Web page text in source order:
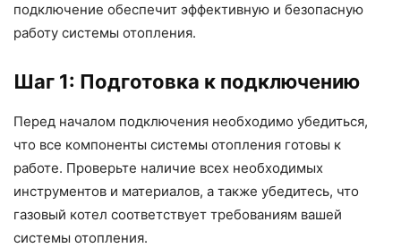
подключение обеспечит эффективную и безопасную
работу системы отопления.
Шаг 1: Подготовка к подключению
Перед началом подключения необходимо убедиться,
что все компоненты системы отопления готовы к
работе. Проверьте наличие всех необходимых
инструментов и материалов, а также убедитесь, что
газовый котел соответствует требованиям вашей
системы отопления.